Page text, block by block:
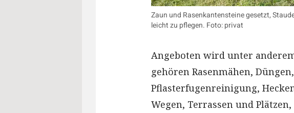
Zaun und Rasenkantensteine gesetzt,
leicht zu pflegen. Foto: privat
Angeboten wird unter
gehören Rasenmähen,
Pflasterfugenreinigung,
Wegen, Terrassen und